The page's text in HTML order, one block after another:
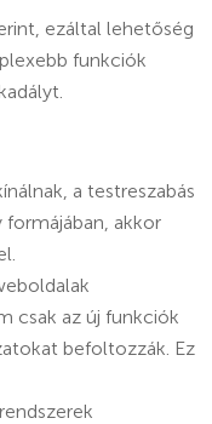
ezáltal lehetőség
funkciók
a testreszabás
akkor
csak az új funkciók
befoltozzák. Ez